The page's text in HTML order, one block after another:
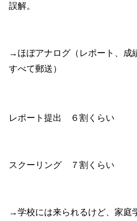
誤解。
→ほぼアナログ（レポート、成
すべて郵送）
レポート提出 ６割くらい
スクーリング ７割くらい
→学校には来られるけど、家庭